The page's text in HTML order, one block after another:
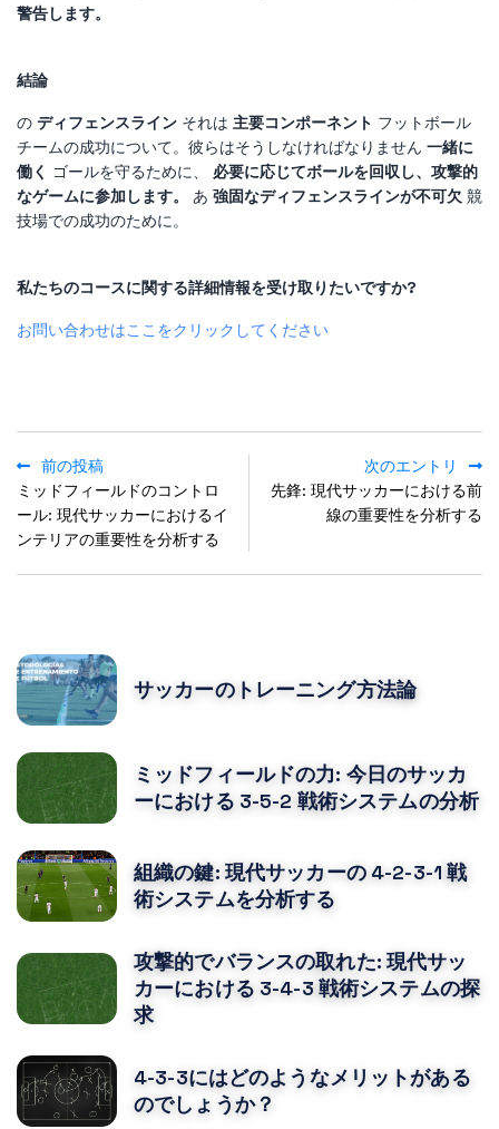
警告します。
結論
の ディフェンスライン それは 主要コンポーネント フットボール
チームの成功について。彼らはそうしなければなりません 一緒に
働く ゴールを守るために、 必要に応じてボールを回収し、攻撃的
なゲームに参加します。
あ 強固なディフェンスラインが不可欠 競
技場での成功のために。
私たちのコースに関する詳細情報を受け取りたいですか?
お問い合わせはここをクリックしてください
前の投稿
ミッドフィールドのコントロ
ール: 現代サッカーにおけるイ
ンテリアの重要性を分析する
次のエントリ
先鋒: 現代サッカーにおける前
線の重要性を分析する
サッカーのトレーニング方法論
ミッドフィールドの力: 今日のサッカ
ーにおける 3-5-2 戦術システムの分析
組織の鍵: 現代サッカーの 4-2-3-1 戦
術システムを分析する
攻撃的でバランスの取れた: 現代サッ
カーにおける 3-4-3 戦術システムの探
求
4-3-3にはどのようなメリットがある
のでしょうか？